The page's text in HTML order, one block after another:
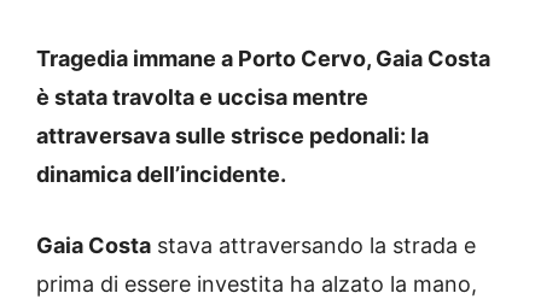
Tragedia immane a Porto Cervo, Gaia Costa
è stata travolta e uccisa mentre
attraversava sulle strisce pedonali: la
dinamica dell’incidente.
Gaia Costa stava attraversando la strada e
prima di essere investita ha alzato la mano,